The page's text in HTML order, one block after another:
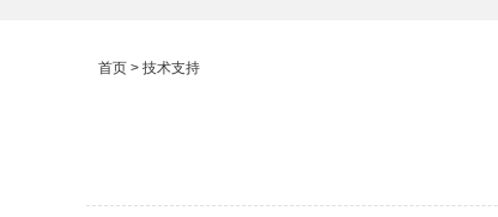
首页 > 技术支持